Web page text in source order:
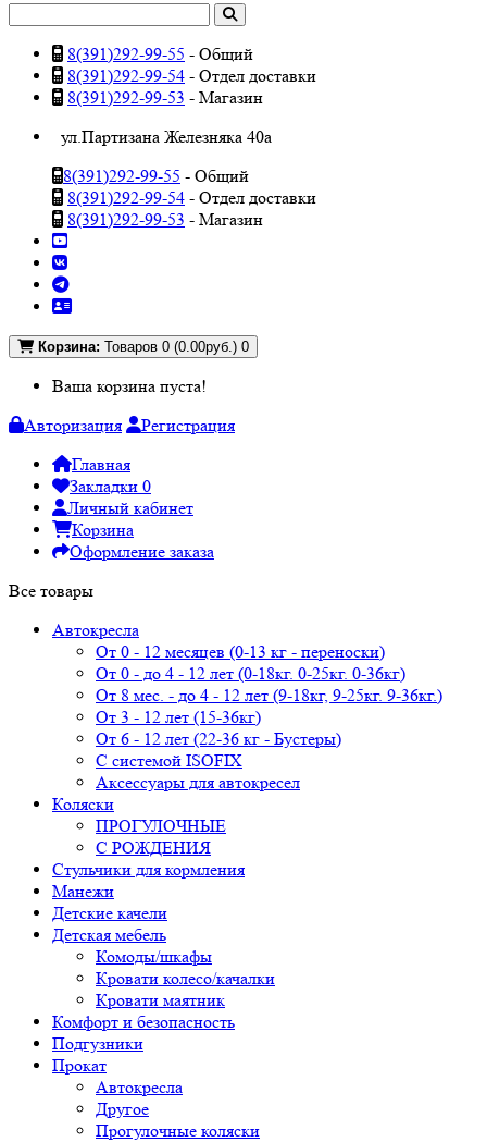
8(391)292-99-55 - Общий
8(391)292-99-54 - Отдел доставки
8(391)292-99-53 - Магазин
ул.Партизана Железняка 40а
8(391)292-99-55 - Общий
8(391)292-99-54 - Отдел доставки
8(391)292-99-53 - Магазин
Корзина: Товаров 0 (0.00руб.) 0
Ваша корзина пуста!
Авторизация
Регистрация
Главная
Закладки 0
Личный кабинет
Корзина
Оформление заказа
Все товары
Автокресла
От 0 - 12 месяцев (0-13 кг - переноски)
От 0 - до 4 - 12 лет (0-18кг. 0-25кг. 0-36кг)
От 8 мес. - до 4 - 12 лет (9-18кг, 9-25кг. 9-36кг.)
От 3 - 12 лет (15-36кг)
От 6 - 12 лет (22-36 кг - Бустеры)
С системой ISOFIX
Аксессуары для автокресел
Коляски
ПРОГУЛОЧНЫЕ
С РОЖДЕНИЯ
Стульчики для кормления
Манежи
Детские качели
Детская мебель
Комоды/шкафы
Кровати колесо/качалки
Кровати маятник
Комфорт и безопасность
Подгузники
Прокат
Автокресла
Другое
Прогулочные коляски